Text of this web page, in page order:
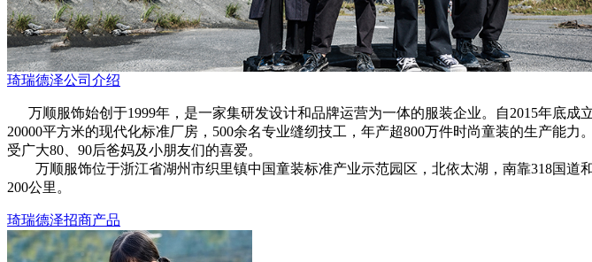
琦瑞德泽公司介绍
万顺服饰始创于1999年，是一家集研发设计和品牌运营为一体的服装企业。自2015年底成
20000平方米的现代化标准厂房，500余名专业缝纫技工，年产超800万件时尚童装的生产能
受广大80、90后爸妈及小朋友们的喜爱。
万顺服饰位于浙江省湖州市织里镇中国童装标准产业示范园区，北依太湖，南靠318国道
200公里。
琦瑞德泽招商产品